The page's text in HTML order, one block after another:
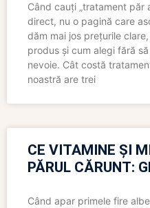
Când cauți „tratament păr
direct, nu o pagină care
dăm mai jos prețurile
produs și cum alegi fără
nevoie. Cât costă
noastră are trei
CE VITAMINE ȘI
PĂRUL CĂRUNT:
Când apar primele fire